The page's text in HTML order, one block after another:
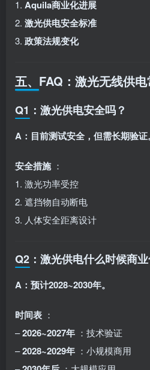
1. Aquila商业化进展
2. 激光供电安全标准
3. 政策法规变化
五、FAQ：激光无线供
Q1：激光供电安全吗？
A：目前测试安全，但需长期验证
安全措施 ：
1. 激光功率受控
2. 遮挡物自动断电
3. 人体安全距离设计
Q2：激光供电什么时候商业
A：预计2028~2030年。
时间表 ：
–2026~2027年 ：技术验证
–2028~2029年 ：小规模商用